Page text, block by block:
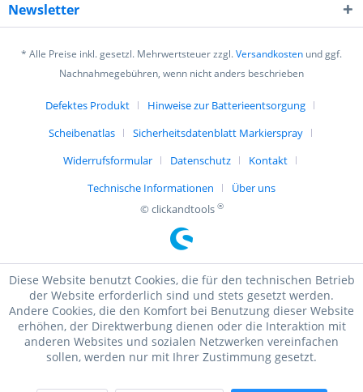
Newsletter
* Alle Preise inkl. gesetzl. Mehrwertsteuer zzgl.Versandkosten und ggf.
Nachnahmegebühren, wenn nicht anders beschrieben
Defektes Produkt
Hinweise zur Batterieentsorgung
Scheibenatlas
Sicherheitsdatenblatt Markierspray
Widerrufsformular
Datenschutz
Kontakt
Technische Informationen
Über uns
© clickandtools ®
Diese Website benutzt Cookies, die für den technischen Betrieb
der Website erforderlich sind und stets gesetzt werden.
Andere Cookies, die den Komfort bei Benutzung dieser Website
erhöhen, der Direktwerbung dienen oder die Interaktion mit
anderen Websites und sozialen Netzwerken vereinfachen
sollen, werden nur mit Ihrer Zustimmung gesetzt.